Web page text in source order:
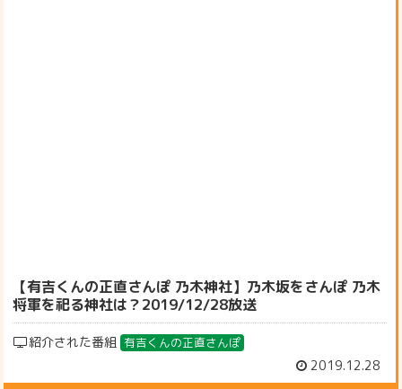
【有吉くんの正直さんぽ 乃木神社】乃木坂をさんぽ 乃木
将軍を祀る神社は？2019/12/28放送
紹介された番組 有吉くんの正直さんぽ
2019.12.28